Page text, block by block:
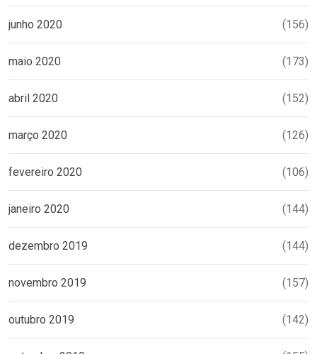
junho 2020 (156)
maio 2020 (173)
abril 2020 (152)
março 2020 (126)
fevereiro 2020 (106)
janeiro 2020 (144)
dezembro 2019 (144)
novembro 2019 (157)
outubro 2019 (142)